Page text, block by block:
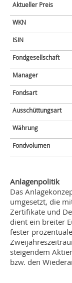
Aktueller Preis
WKN
ISIN
Fondgesellschaft
Manager
Fondsart
Ausschüttungsart
Währung
Fondvolumen
Anlagenpolitik
Das
umgesetzt, die
Zertifikate und
dient ein breiter
fester
steigendem
bzw. den